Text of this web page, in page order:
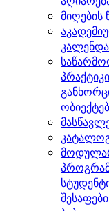
მიღების